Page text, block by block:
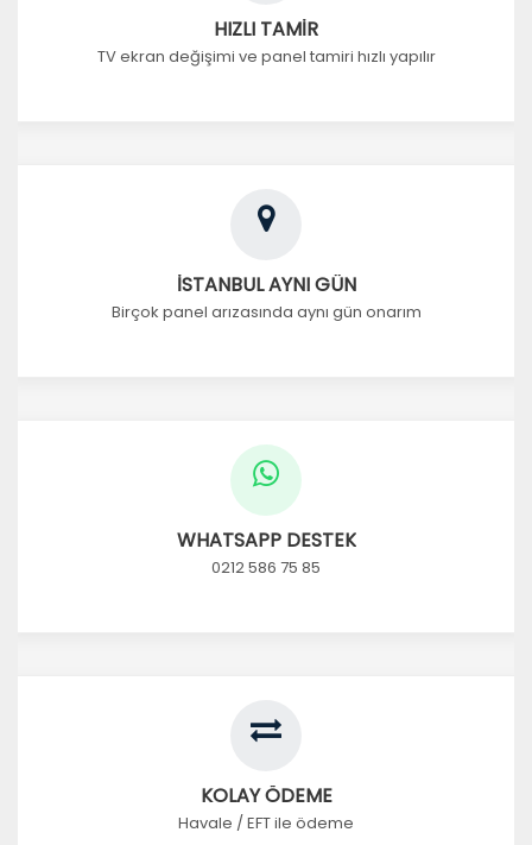
HIZLI TAMİR
TV ekran değişimi ve panel tamiri hızlı yapılır
İSTANBUL AYNI GÜN
Birçok panel arızasında aynı gün onarım
WHATSAPP DESTEK
0212 586 75 85
KOLAY ÖDEME
Havale / EFT ile ödeme